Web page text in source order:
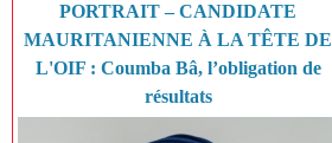
PORTRAIT – CANDIDATE
MAURITANIENNE À LA TÊTE DE
L'OIF : Coumba Bâ, l’obligation de
résultats